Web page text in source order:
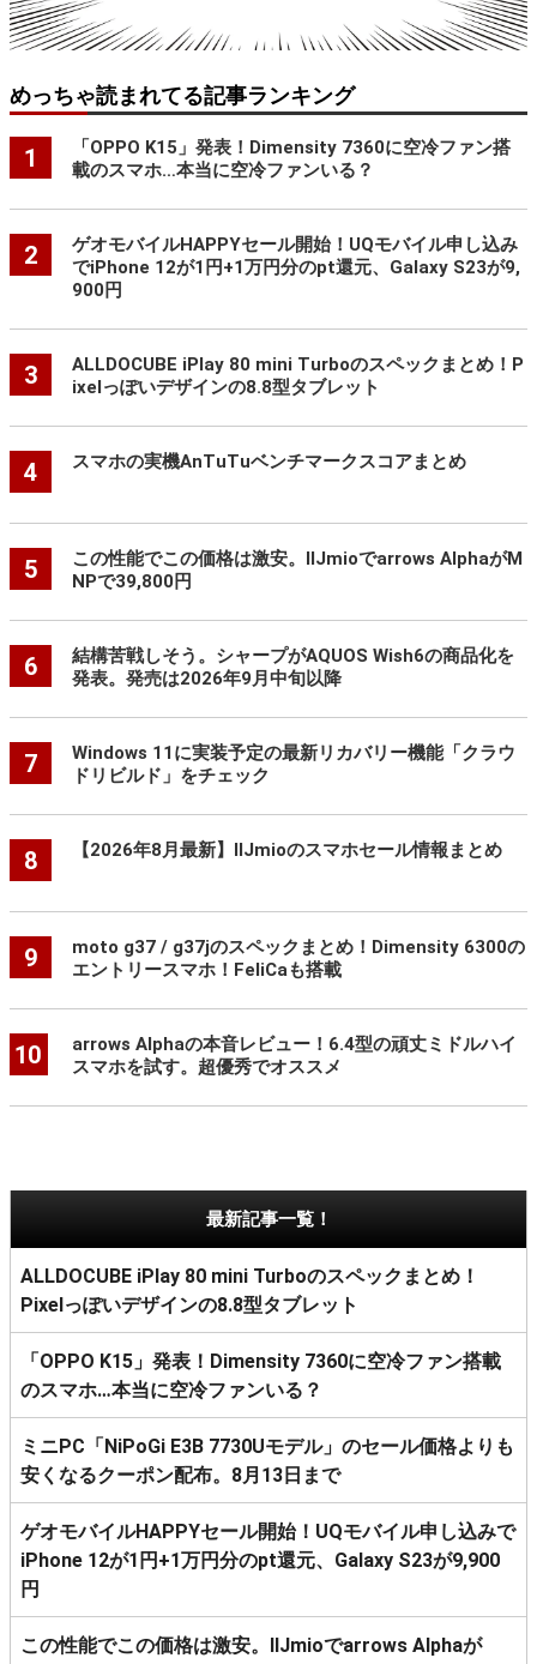
めっちゃ読まれてる記事ランキング
1
「OPPO K15」発表！Dimensity 7360に空冷ファン搭
載のスマホ…本当に空冷ファンいる？
2
ゲオモバイルHAPPYセール開始！UQモバイル申し込み
でiPhone 12が1円+1万円分のpt還元、Galaxy S23が9,
900円
3
ALLDOCUBE iPlay 80 mini Turboのスペックまとめ！P
ixelっぽいデザインの8.8型タブレット
4 スマホの実機AnTuTuベンチマークスコアまとめ
5
この性能でこの価格は激安。IIJmioでarrows AlphaがM
NPで39,800円
6
結構苦戦しそう。シャープがAQUOS Wish6の商品化を
発表。発売は2026年9月中旬以降
7
Windows 11に実装予定の最新リカバリー機能「クラウ
ドリビルド」をチェック
8 【2026年8月最新】IIJmioのスマホセール情報まとめ
9
moto g37 / g37jのスペックまとめ！Dimensity 6300の
エントリースマホ！FeliCaも搭載
10
arrows Alphaの本音レビュー！6.4型の頑丈ミドルハイ
スマホを試す。超優秀でオススメ
最新記事一覧！
ALLDOCUBE iPlay 80 mini Turboのスペックまとめ！
Pixelっぽいデザインの8.8型タブレット
「OPPO K15」発表！Dimensity 7360に空冷ファン搭載
のスマホ…本当に空冷ファンいる？
ミニPC「NiPoGi E3B 7730Uモデル」のセール価格よりも
安くなるクーポン配布。8月13日まで
ゲオモバイルHAPPYセール開始！UQモバイル申し込みで
iPhone 12が1円+1万円分のpt還元、Galaxy S23が9,900
円
この性能でこの価格は激安。IIJmioでarrows Alphaが